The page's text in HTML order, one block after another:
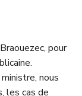
pour
nous
les cas de